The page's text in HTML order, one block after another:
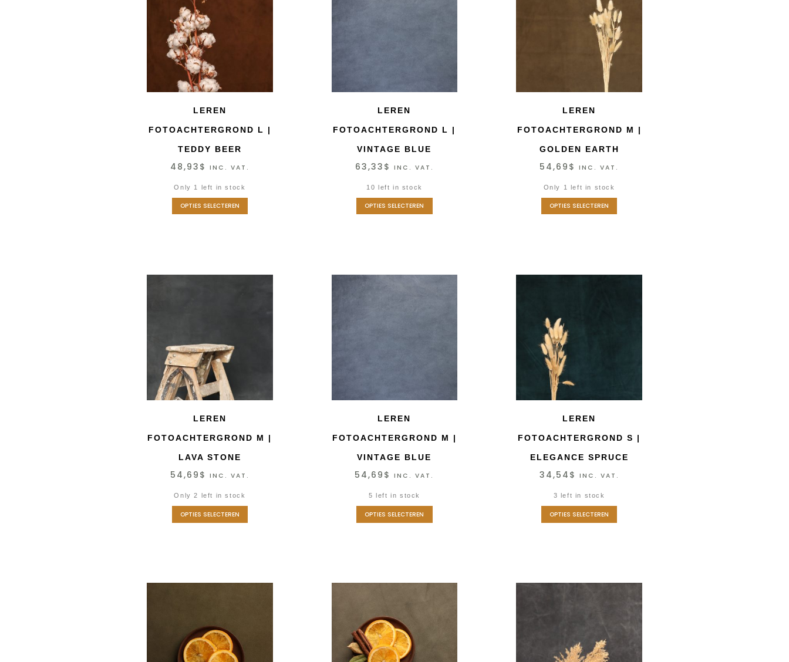
LEREN
FOTOACHTERGROND L |
TEDDY BEER
48,93 $ INC. VAT.
Only 1 left in stock
OPTIES SELECTEREN
LEREN
FOTOACHTERGROND L |
VINTAGE BLUE
63,33 $ INC. VAT.
10 left in stock
OPTIES SELECTEREN
LEREN
FOTOACHTERGROND M |
GOLDEN EARTH
54,69 $ INC. VAT.
Only 1 left in stock
OPTIES SELECTEREN
LEREN
FOTOACHTERGROND M |
LAVA STONE
54,69 $ INC. VAT.
Only 2 left in stock
OPTIES SELECTEREN
LEREN
FOTOACHTERGROND M |
VINTAGE BLUE
54,69 $ INC. VAT.
5 left in stock
OPTIES SELECTEREN
LEREN
FOTOACHTERGROND S |
ELEGANCE SPRUCE
34,54 $ INC. VAT.
3 left in stock
OPTIES SELECTEREN